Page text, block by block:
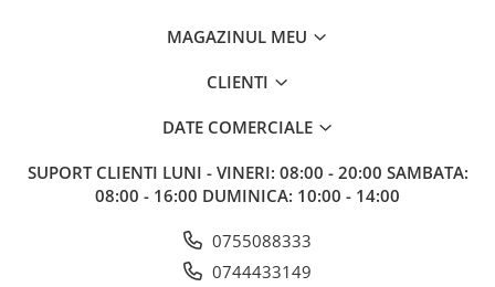
Altele
MAGAZINUL MEU
CLIENTI
DATE COMERCIALE
SUPORT CLIENTI LUNI - VINERI: 08:00 - 20:00 SAMBATA:
08:00 - 16:00 DUMINICA: 10:00 - 14:00
0755088333
0744433149